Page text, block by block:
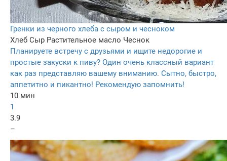
Гренки из черного хлеба с сыром и чесноком
Хлеб Сыр Растительное масло Чеснок
Планируете встречу с друзьями и ищите недорогие и
простые закуски к пиву? Один очень классный вариант
как раз представляю вашему вниманию. Сытно, быстро,
аппетитно и пикантно! Рекомендую запомнить!
10 мин
1
3.9
–